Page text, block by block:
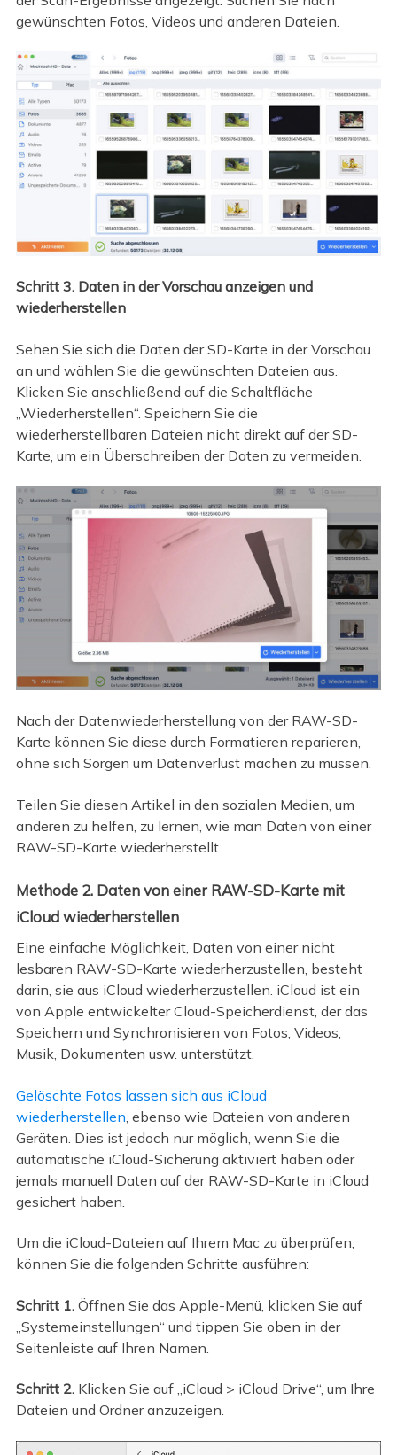
gewünschten Fotos, Videos und anderen Dateien.
Schritt 3. Daten in der Vorschau anzeigen und
wiederherstellen
Sehen Sie sich die Daten der SD-Karte in der Vorschau
an und wählen Sie die gewünschten Dateien aus.
Klicken Sie anschließend auf die Schaltfläche
„Wiederherstellen“. Speichern Sie die
wiederherstellbaren Dateien nicht direkt auf der SD-
Karte, um ein Überschreiben der Daten zu vermeiden.
Nach der Datenwiederherstellung von der RAW-SD-
Karte können Sie diese durch Formatieren reparieren,
ohne sich Sorgen um Datenverlust machen zu müssen.
Teilen Sie diesen Artikel in den sozialen Medien, um
anderen zu helfen, zu lernen, wie man Daten von einer
RAW-SD-Karte wiederherstellt.
Methode 2. Daten von einer RAW-SD-Karte mit
iCloud wiederherstellen
Eine einfache Möglichkeit, Daten von einer nicht
lesbaren RAW-SD-Karte wiederherzustellen, besteht
darin, sie aus iCloud wiederherzustellen. iCloud ist ein
von Apple entwickelter Cloud-Speicherdienst, der das
Speichern und Synchronisieren von Fotos, Videos,
Musik, Dokumenten usw. unterstützt.
Gelöschte Fotos lassen sich aus iCloud
wiederherstellen , ebenso wie Dateien von anderen
Geräten. Dies ist jedoch nur möglich, wenn Sie die
automatische iCloud-Sicherung aktiviert haben oder
jemals manuell Daten auf der RAW-SD-Karte in iCloud
gesichert haben.
Um die iCloud-Dateien auf Ihrem Mac zu überprüfen,
können Sie die folgenden Schritte ausführen:
Schritt 1.Öffnen Sie das Apple-Menü, klicken Sie auf
„Systemeinstellungen“ und tippen Sie oben in der
Seitenleiste auf Ihren Namen.
Schritt 2.Klicken Sie auf „iCloud > iCloud Drive“, um Ihre
Dateien und Ordner anzuzeigen.